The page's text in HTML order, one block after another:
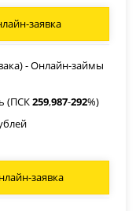
заявка
- Онлайн-займы
(ПСК259,987-292%)
заявка